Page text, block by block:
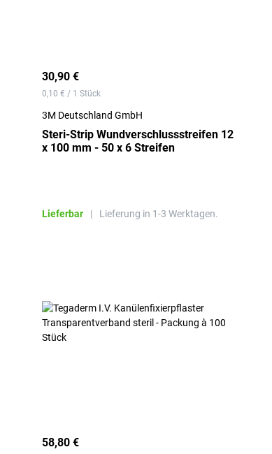
30,90 €
0,10 € / 1 Stück
3M Deutschland GmbH
Steri-Strip Wundverschlussstreifen 12
x 100 mm - 50 x 6 Streifen
Lieferbar | Lieferung in 1-3 Werktagen.
58,80 €